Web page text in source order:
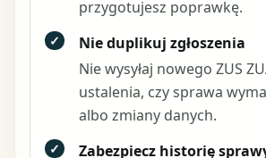
przygotujesz poprawkę.
✓
Nie duplikuj zgłoszenia
Nie wysyłaj nowego ZUS
ustalenia, czy sprawa
albo zmiany danych.
✓
Zabezpiecz historię